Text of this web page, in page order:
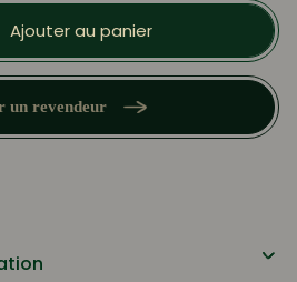
Ajouter au panier
un revendeur